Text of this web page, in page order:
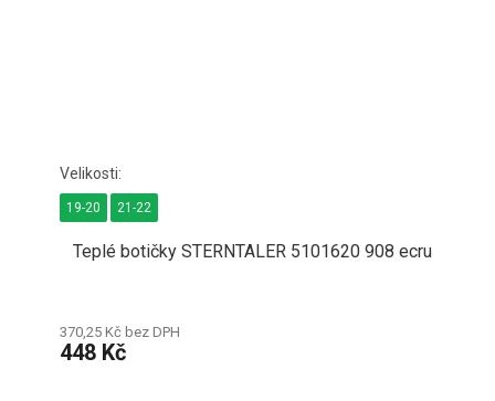
Teplé botičky STERNTALER 5101620 908 ecru
370,25 Kč bez DPH
448 Kč
19-20 21-22